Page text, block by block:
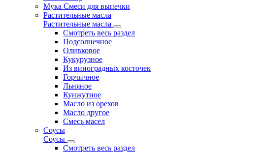
Мука Смеси для выпечки
Растительные масла
Растительные масла
Смотреть весь раздел
Подсолнечное
Оливковое
Кукурузное
Из виноградных косточек
Горчичное
Льняное
Кунжутное
Масло из орехов
Масло другое
Смесь масел
Соусы
Соусы
Смотреть весь раздел